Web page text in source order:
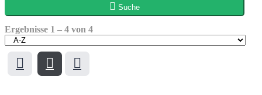
Suche
Ergebnisse 1 – 4 von 4